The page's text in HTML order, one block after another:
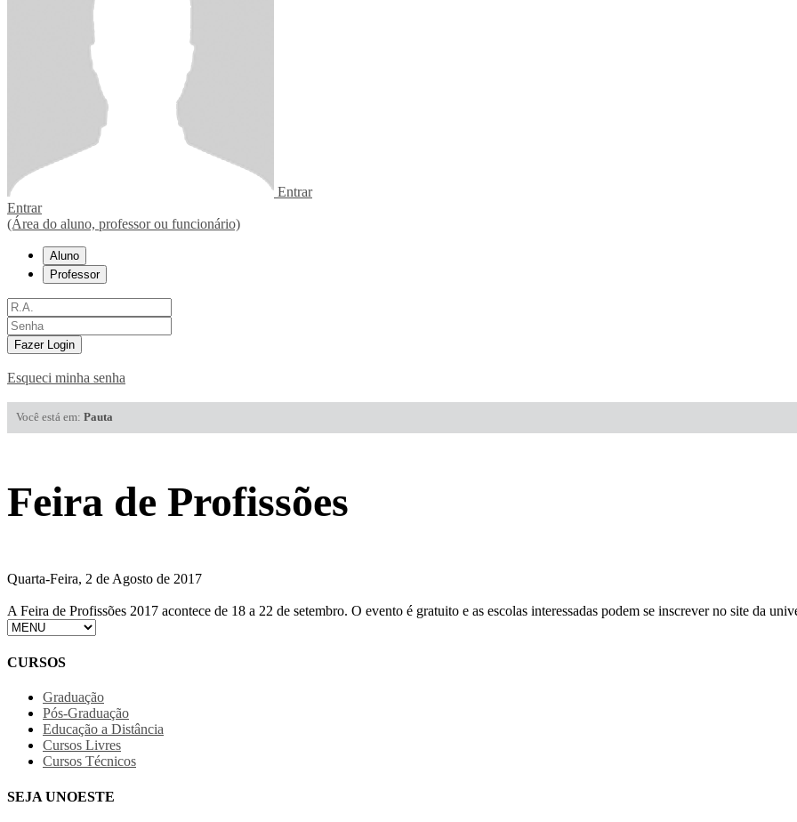
Entrar
Entrar
(Área do aluno, professor ou funcionário)
Aluno
Professor
Fazer Login
Esqueci minha senha
Você está em: Pauta
Feira de Profissões
Quarta-Feira, 2 de Agosto de 2017
A Feira de Profissões 2017 acontece de 18 a 22 de setembro. O evento é gratuito e as escolas interessadas podem se inscrever no site da
CURSOS
Graduação
Pós-Graduação
Educação a Distância
Cursos Livres
Cursos Técnicos
SEJA UNOESTE